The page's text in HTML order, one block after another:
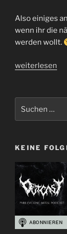
Also einiges
wenn ihr die
werden wollt.
„Violent
|
Interview
Kandolf
|
I48“
weiterlesen
KEINE